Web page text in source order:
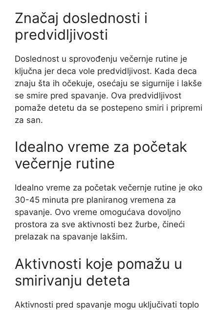
Značaj doslednosti i
predvidljivosti
Doslednost u sprovođenju večernje rutine je
ključna jer deca vole predvidljivost. Kada deca
znaju šta ih očekuje, osećaju se sigurnije i lakše
se smire pred spavanje. Ova predvidljivost
pomaže detetu da se postepeno smiri i pripremi
za san.
Idealno vreme za početak
večernje rutine
Idealno vreme za početak večernje rutine je oko
30-45 minuta pre planiranog vremena za
spavanje. Ovo vreme omogućava dovoljno
prostora za sve aktivnosti bez žurbe, čineći
prelazak na spavanje lakšim.
Aktivnosti koje pomažu u
smirivanju deteta
Aktivnosti pred spavanje mogu uključivati toplo